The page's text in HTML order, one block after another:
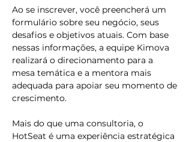
Ao se inscrever, você preencherá um
formulário sobre seu negócio, seus
desafios e objetivos atuais. Com base
nessas informações, a equipe Kimova
realizará o direcionamento para a
mesa temática e a mentora mais
adequada para apoiar seu momento de
crescimento.
Mais do que uma consultoria, o
HotSeat é uma experiência estratégica